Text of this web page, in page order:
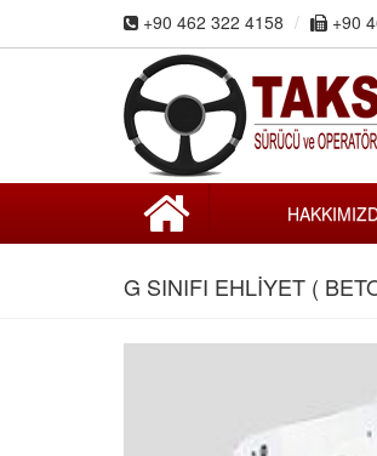
+90 462 322 4158 +90
G SINIFI EHLİYET (